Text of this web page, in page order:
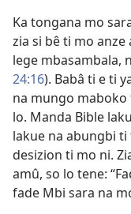
Ka tongana mo
zia si bê ti mo anze
lege mbasambala,
24:16). Babâ ti e ti
na mungo maboko
lo. Manda Bible
lakue na abungbi
desizion ti mo ni.
amû, so lo tene:
fade Mbi sara na